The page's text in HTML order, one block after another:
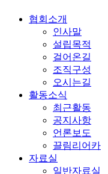
협회소개
인사말
설립목적
걸어온길
조직구성
오시는길
활동소식
최근활동
공지사항
언론보도
끌림리어카
자료실
일반자료실